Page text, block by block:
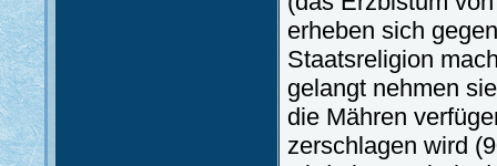
erheben sich
Staatsreligion
gelangt nehmen
die Mähren
zerschlagen wird